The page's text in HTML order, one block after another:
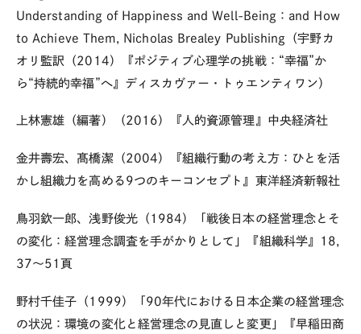
Understanding of Happiness and Well-Being：and How
to Achieve Them, Nicholas Brealey Publishing（宇野カ
オリ監訳（2014）『ポジティブ心理学の挑戦：“幸福”か
ら“持続的幸福”へ』ディスカヴァー・トゥエンティワン）
上林憲雄（編著）（2016）『人的資源管理』中央経済社
金井壽宏、髙橋潔（2004）『組織行動の考え方：ひとを活
かし組織力を高める9つのキーコンセプト』東洋経済新報社
鳥羽欽一郎、浅野俊光（1984）「戦後日本の経営理念とそ
の変化：経営理念調査を手がかりとして」『組織科学』18,
37～51頁
野村千佳子（1999）「90年代における日本企業の経営理念
の状況：環境の変化と経営理念の見直しと変更」『早稲田商